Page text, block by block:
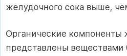
желудочного сока выше,
Органические компоненты
представлены веществами